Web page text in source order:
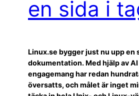
en sida i
Linux.se bygger just nu upp en
dokumentation. Med hjälp av
engagemang har redan
översatts, och målet är inget